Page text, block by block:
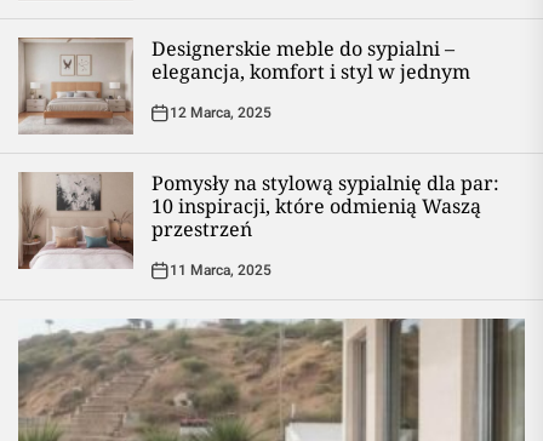
Designerskie meble do sypialni –
elegancja, komfort i styl w jednym
12 Marca, 2025
Pomysły na stylową sypialnię dla par:
10 inspiracji, które odmienią Waszą
przestrzeń
11 Marca, 2025